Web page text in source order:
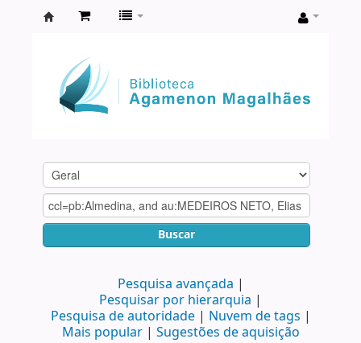
Agamenon
Magalhães
Buscar
Pesquisa avançada
Pesquisar por hierarquia
Pesquisa de autoridade
Nuvem de tags
Mais popular
Sugestões de aquisição